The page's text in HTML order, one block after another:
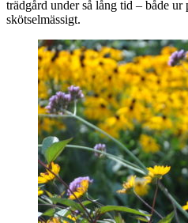
trädgård under så lång tid – både
skötselmässigt.